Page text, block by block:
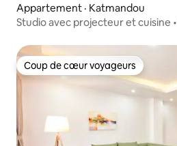
Appartement · Katmandou
Studio avec projecteur et cuisine
Coup de cœur voyageurs
Coup de cœur voyageurs